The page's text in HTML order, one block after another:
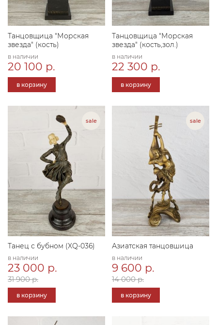
Танцовщица "Морская
звезда" (кость)
в наличии
20 100 р.
в корзину
Танцовщица "Морская
звезда" (кость,зол.)
в наличии
22 300 р.
в корзину
Танец с бубном (XQ-036)
в наличии
23 000 р.
31 900 р.
в корзину
Азиатская танцовшица
в наличии
9 600 р.
14 000 р.
в корзину